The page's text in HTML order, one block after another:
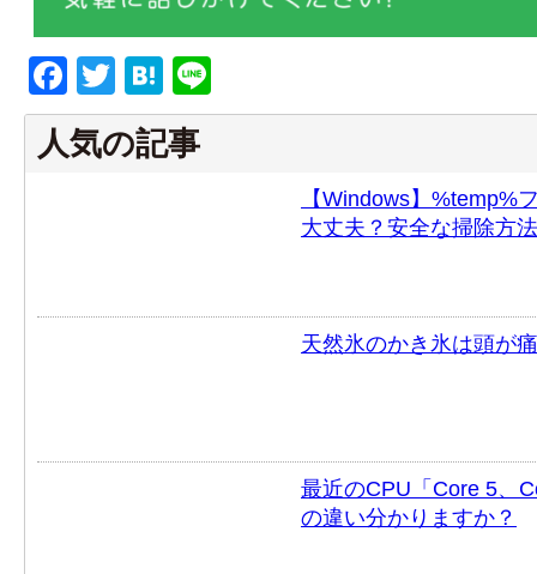
Facebook
TwitterHatena
人気の記事
【Windows】%temp%
大丈夫？安全な掃除方
天然氷のかき氷は頭が
最近のCPU「Core 5、
の違い分かりますか？